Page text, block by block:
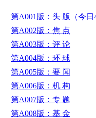
第A001版：头 版（今日
第A002版：焦 点
第A003版：评 论
第A004版：环 球
第A005版：要 闻
第A006版：机 构
第A007版：专 题
第A008版：基 金